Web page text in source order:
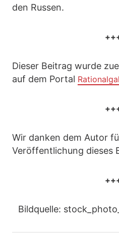
den Russen.
Dieser Beitrag wurde
auf dem Portal
Wir danken dem Autor
Veröffentlichung dieses
Bildquelle: